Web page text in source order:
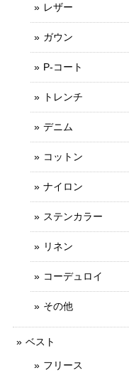
レザー
ガウン
P-コート
トレンチ
デニム
コットン
ナイロン
ステンカラー
リネン
コーデュロイ
その他
ベスト
フリース